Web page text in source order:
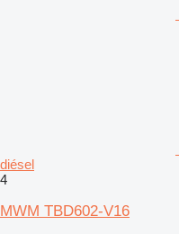
diésel
4
MWM TBD602-V16